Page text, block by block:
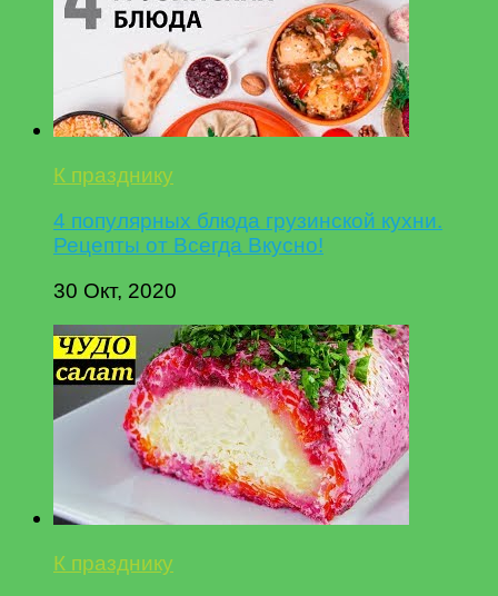
К празднику
4 популярных блюда грузинской кухни.
Рецепты от Всегда Вкусно!
30 Окт, 2020
К празднику